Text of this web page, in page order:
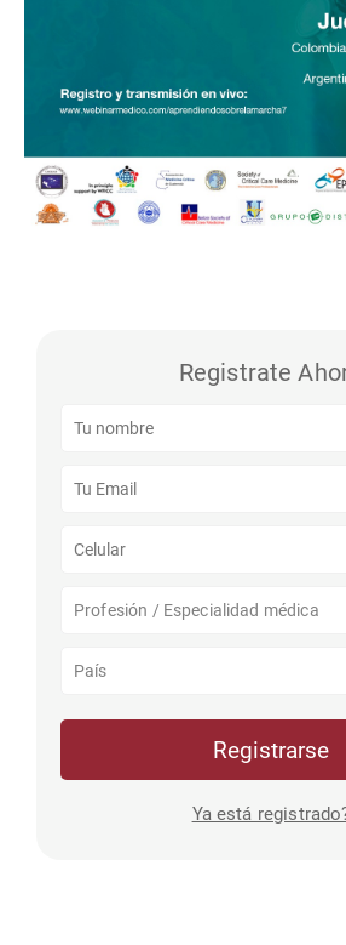
Registrate
Profesión / Especialidad médica
País
Registrarse
Ya está